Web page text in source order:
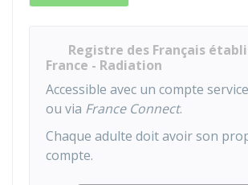
Registre des Français
France - Radiation
Accessible avec un compte
ou via France Connect.
Chaque adulte doit avoir son
compte.